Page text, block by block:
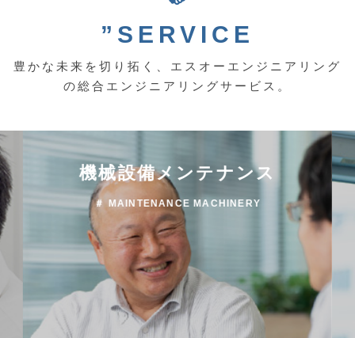
”SERVICE
豊かな未来を切り拓く、エスオーエンジニアリング
の総合エンジニアリングサービス。
機械設備メンテナンス
＃ MAINTENANCE MACHINERY